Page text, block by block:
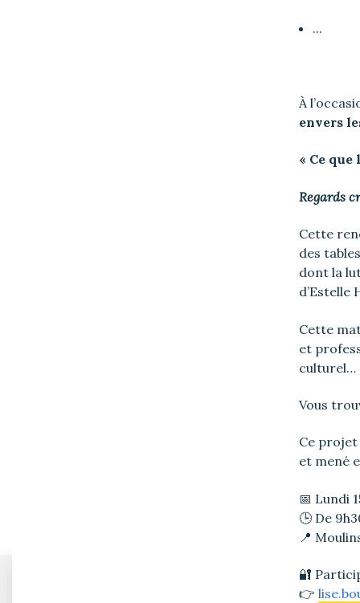
...
À
envers
« Ce
Regards
Cette
des
dont la
d’Estelle
Cette
et
culturel…
Vous
Ce
et mené
📅 Lundi
🕒 De
📍
🔐
👉